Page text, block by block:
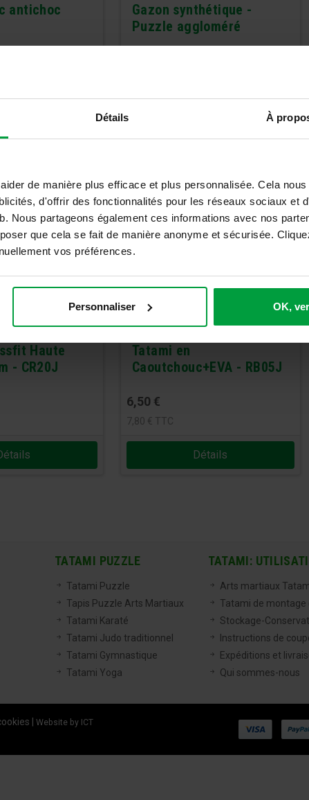
Détails À
de manière plus efficace et plus personnalisée. Cela nous
d'offrir des fonctionnalités pour les réseaux sociaux et
Nous partageons également ces informations avec nos
que cela se fait de manière anonyme et sécurisée.
vos préférences.
Personnaliser OK,
antichoc
Gazon synthétique -
Puzzle aggloméré
Haute
- CR20J
Tatami en
Caoutchouc+EVA - RB05J
6,50 €
7,80 € TTC
Détails
TATAMI PUZZLE
Tatami Puzzle
Tapis Puzzle Arts Martiaux
Tatami Karaté
Tatami Judo traditionnel
Tatami Gymnastique
Tatami Yoga
TATAMI:
Arts martiaux
Tatami de
Stockage-
Instructions de
Expéditions et
Qui sommes-nous
Website by ICT